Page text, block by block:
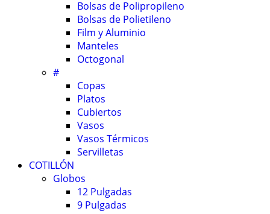
Bolsas de Polipropileno
Bolsas de Polietileno
Film y Aluminio
Manteles
Octogonal
#
Copas
Platos
Cubiertos
Vasos
Vasos Térmicos
Servilletas
COTILLÓN
Globos
12 Pulgadas
9 Pulgadas